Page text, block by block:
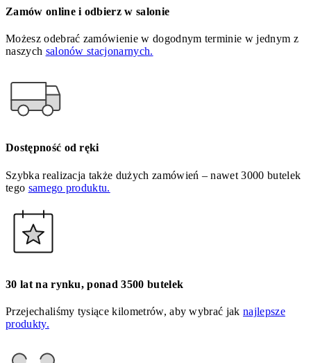
Zamów online i odbierz w salonie
Możesz odebrać zamówienie w dogodnym terminie w jednym z
naszych salonów stacjonarnych.
Dostępność od ręki
Szybka realizacja także dużych zamówień – nawet 3000 butelek
tego samego produktu.
30 lat na rynku, ponad 3500 butelek
Przejechaliśmy tysiące kilometrów, aby wybrać jaknajlepsze
produkty.